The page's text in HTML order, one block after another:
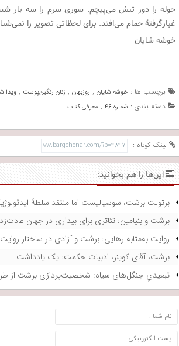
حوله را دور تنش می‌پیچم. سوری سرم را سه بار
غبارگرفتۀ حمام می‌افتد. برای لحظاتی تصویر را
خوشه شایان
برچسب ها : خوشه شایان , روزبهان , زنان رنگین‌پوست , ویدا
دسته بندی : شماره ۴۶ , معرفی کتاب
لینک کوتاه :
این‌ها را هم بخوانید:
برتولت برشت، سوسیالیست اما منتقد سلطۀ
برشت و بنیامین: تئاتری برای بیداری در جهان
روایت به‌مثابه رهایی: برشت و آزادی در ساختار روایت
برشت، آقای کوینر، ادبیات حکمت: یک یادداشت
تبعیدیِ جنگل‌های سیاه: شخصیت‌پردازی برشت از
ارسال دیدگاه